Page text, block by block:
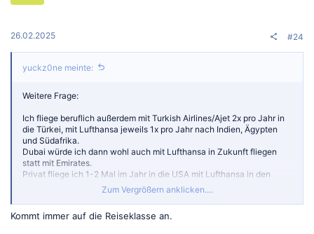
:
26.02.2025 #24
yuckz0ne meinte:
Weitere Frage:
Ich fliege beruflich außerdem mit Turkish Airlines/Ajet 2x pro Jahr in
die Türkei, mit Lufthansa jeweils 1x pro Jahr nach Indien, Ägypten
und Südafrika.
Dubai würde ich dann wohl auch mit Lufthansa in Zukunft fliegen
statt mit Emirates.
Privat fliege ich 1-2 Mal im Jahr in die USA mit Lufthansa in den
Bisher sammele ich auf diesen Strecken M&M, bekomme dort aber
keinen Status zusammen (was sich ja nach der gestrigen Änderung
Zum Vergrößern anklicken....
Kommt immer auf die Reiseklasse an.